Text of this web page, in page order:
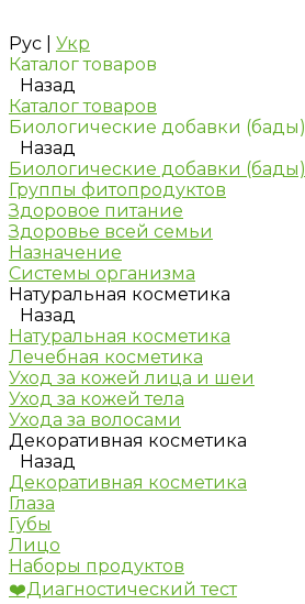
Рус
Укр
Каталог товаров
Назад
Каталог товаров
Биологические добавки (бады)
Назад
Биологические добавки (бады)
Группы фитопродуктов
Здоровое питание
Здоровье всей семьи
Назначение
Системы организма
Натуральная косметика
Назад
Натуральная косметика
Лечебная косметика
Уход за кожей лица и шеи
Уход за кожей тела
Ухода за волосами
Декоративная косметика
Назад
Декоративная косметика
Глаза
Губы
Лицо
Наборы продуктов
❤️Диагностический тест